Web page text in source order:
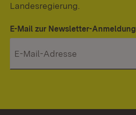
Landesregierung.
E-Mail zur Newsletter-Anmeldung